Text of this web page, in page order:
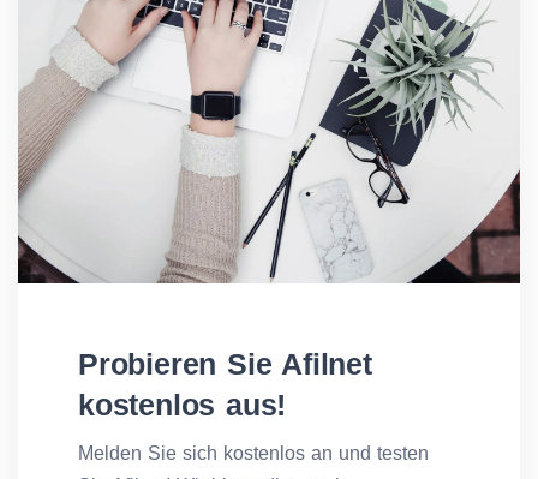
Probieren Sie Afilnet
kostenlos aus!
Melden Sie sich kostenlos an und testen